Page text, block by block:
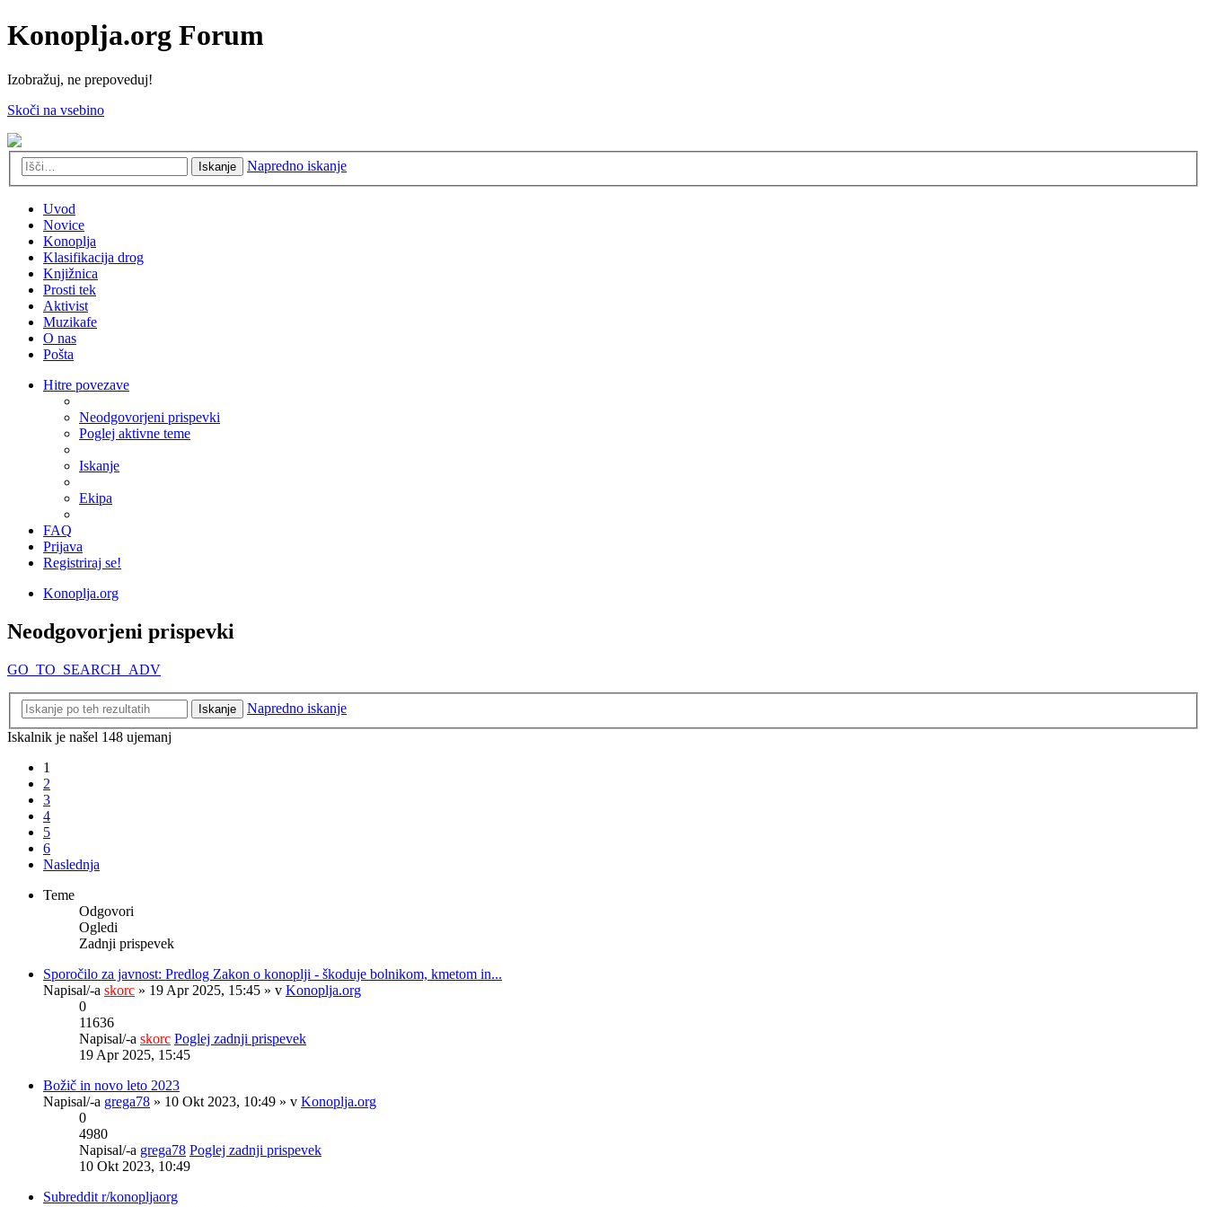
Konoplja.org Forum
Izobražuj, ne prepoveduj!
Skoči na vsebino
Iskanje Napredno iskanje
Uvod
Novice
Konoplja
Klasifikacija drog
Knjižnica
Prosti tek
Aktivist
Muzikafe
O nas
Pošta
Hitre povezave
Neodgovorjeni prispevki
Poglej aktivne teme
Iskanje
Ekipa
FAQ
Prijava
Registriraj se!
Konoplja.org
Neodgovorjeni prispevki
GO_TO_SEARCH_ADV
Iskanje
Napredno iskanje
Iskalnik je našel 148 ujemanj
1
2
3
4
5
6
Naslednja
Teme
Odgovori
Ogledi
Zadnji prispevek
Sporočilo za javnost: Predlog Zakon o konoplji - škoduje bolnikom, kmetom in...
Napisal/-a skorc » 19 Apr 2025, 15:45 » v Konoplja.org
0
11636
Napisal/-a skorc Poglej zadnji prispevek
19 Apr 2025, 15:45
Božič in novo leto 2023
Napisal/-a grega78 » 10 Okt 2023, 10:49 » v Konoplja.org
0
4980
Napisal/-a grega78 Poglej zadnji prispevek
10 Okt 2023, 10:49
Subreddit r/konopljaorg